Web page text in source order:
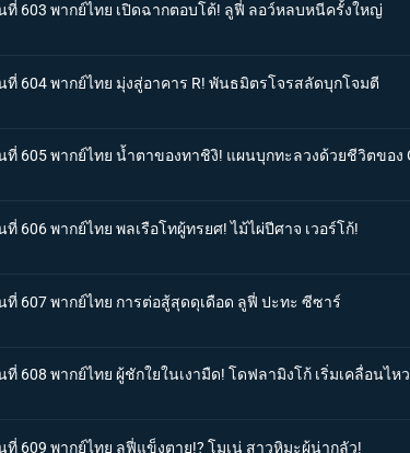
ที่ 603 พากย์ไทย เปิดฉากตอบโต้! ลูฟี่ ลอว์หลบหนีครั้งใหญ่
ที่ 604 พากย์ไทย มุ่งสู่อาคาร R! พันธมิตรโจรสลัดบุกโจมตี
ที่ 605 พากย์ไทย น้ำตาของทาชิงิ! แผนบุกทะลวงด้วยชีวิตของ
ที่ 606 พากย์ไทย พลเรือโทผู้ทรยศ! ไม้ไผ่ปีศาจ เวอร์โก้!
ที่ 607 พากย์ไทย การต่อสู้สุดดุเดือด ลูฟี่ ปะทะ ซีซาร์
ที่ 608 พากย์ไทย ผู้ชักใยในเงามืด! โดฟลามิงโก้ เริ่มเคลื่อนไห
ที่ 609 พากย์ไทย ลูฟี่แข็งตาย!? โมเน่ สาวหิมะผู้น่ากลัว!